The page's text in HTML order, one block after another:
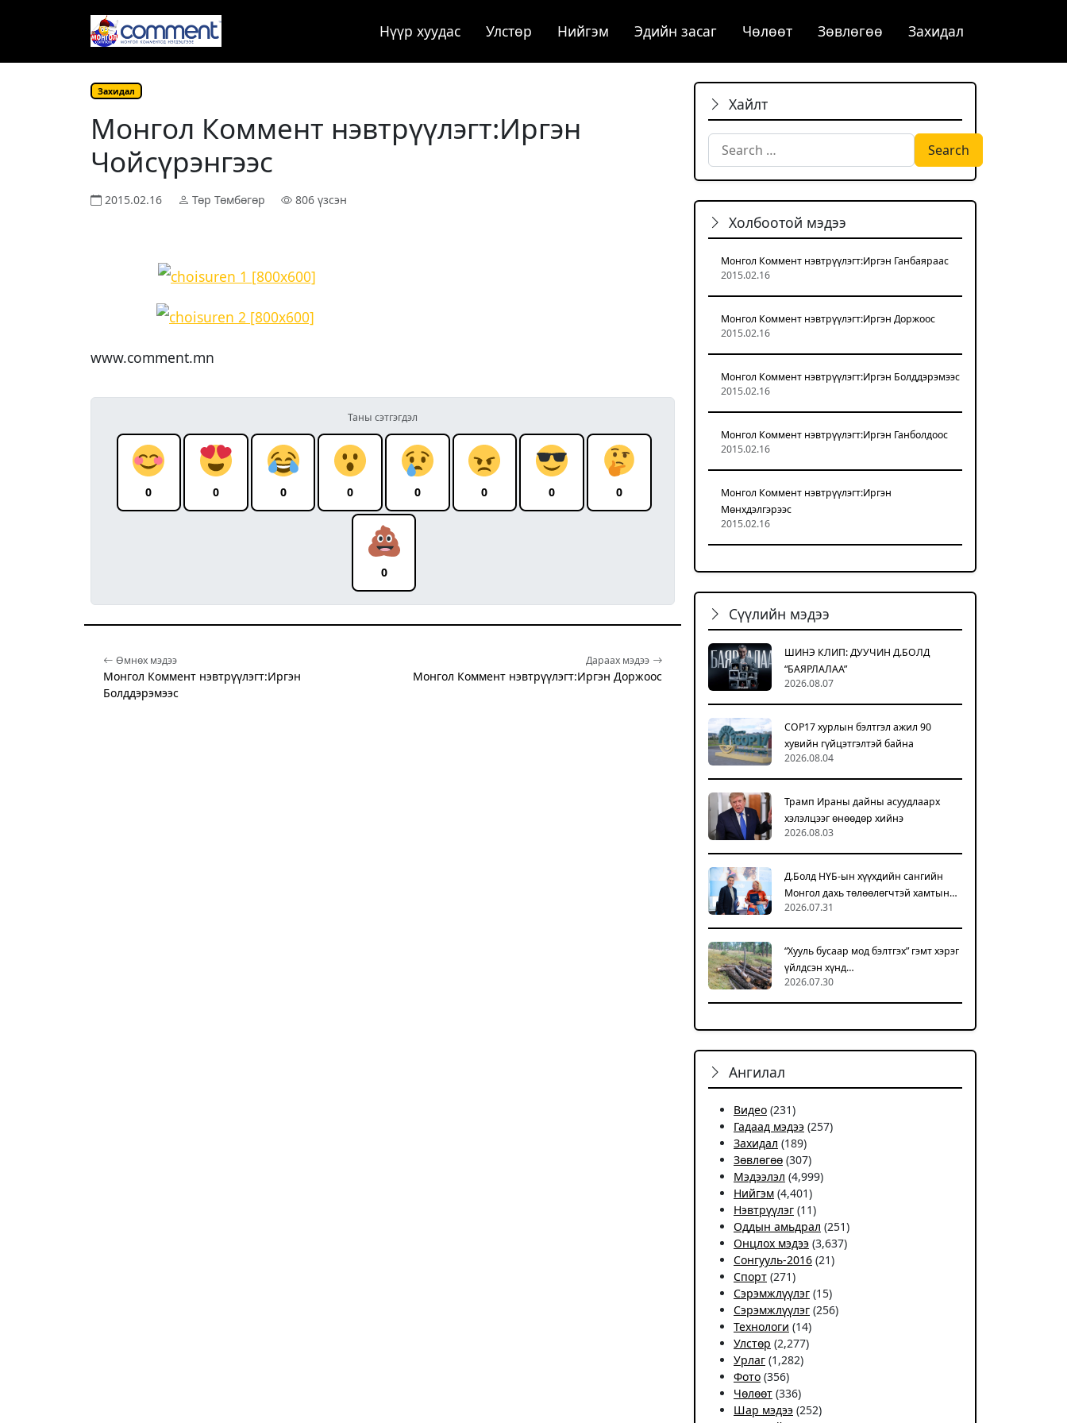
Нүүр хуудас Улстөр Нийгэм Эдийн засаг Чѳлѳѳт Зөвлөгөө Захидал
Захидал
Монгол Коммент нэвтрүүлэгт:Иргэн
Чойсүрэнгээс
2015.02.16 Төр Төмбөгөр 806 үзсэн
www.comment.mn
Таны сэтгэгдэл
0 0 0 0 0 0 0 0
0
Өмнөх мэдээ
Монгол Коммент нэвтрүүлэгт:Иргэн
Болддэрэмээс
Дараах мэдээ
Монгол Коммент нэвтрүүлэгт:Иргэн Доржоос
Хайлт
Search for:
Холбоотой мэдээ
Монгол Коммент нэвтрүүлэгт:Иргэн Ганбаяраас
2015.02.16
Монгол Коммент нэвтрүүлэгт:Иргэн Доржоос
2015.02.16
Монгол Коммент нэвтрүүлэгт:Иргэн Болддэрэмээс
2015.02.16
Монгол Коммент нэвтрүүлэгт:Иргэн Ганболдоос
2015.02.16
Монгол Коммент нэвтрүүлэгт:Иргэн
Мөнхдэлгэрээс
2015.02.16
Сүүлийн мэдээ
ШИНЭ КЛИП: ДУУЧИН Д.БОЛД
“БАЯРЛАЛАА”
2026.08.07
COP17 хурлын бэлтгэл ажил 90
хувийн гүйцэтгэлтэй байна
2026.08.04
Трамп Ираны дайны асуудлаарх
хэлэлцээг өнөөдөр хийнэ
2026.08.03
Д.Болд НҮБ-ын хүүхдийн сангийн
Монгол дахь төлөөлөгчтэй хамтын…
2026.07.31
“Хууль бусаар мод бэлтгэх” гэмт хэрэг
үйлдсэн хүнд…
2026.07.30
Ангилал
Видео (231)
Гадаад мэдээ (257)
Захидал (189)
Зөвлөгөө (307)
Мэдээлэл (4,999)
Нийгэм (4,401)
Нэвтрүүлэг (11)
Оддын амьдрал (251)
Онцлох мэдээ (3,637)
Сонгууль-2016 (21)
Спорт (271)
Сэрэмжлүүлэг (15)
Сэрэмжлүүлэг (256)
Технологи (14)
Улстөр (2,277)
Урлаг (1,282)
Фото (356)
Чѳлѳѳт (336)
Шар мэдээ (252)